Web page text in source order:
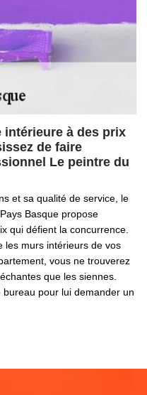
intérieure à des prix
de faire
Le peintre du
et sa qualité de service, le
Basque propose
qui défient la concurrence.
les murs intérieurs de vos
vous ne trouverez
que les siennes.
pour lui demander un